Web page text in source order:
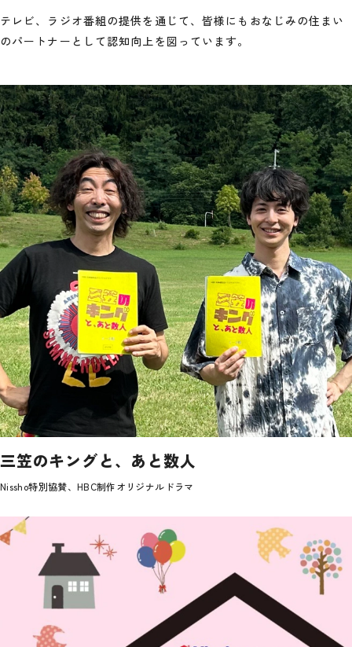
テレビ、ラジオ番組の提供を通じて、皆様にもおなじみの住まい
のパートナーとして認知向上を図っています。
三笠のキングと、あと数人
Nissho特別協賛、HBC制作オリジナルドラマ